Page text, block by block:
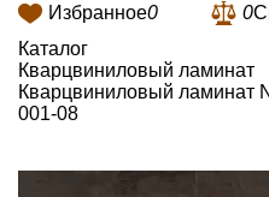
Избранное0 0
Каталог
Кварцвиниловый ламинат
Кварцвиниловый
001-08